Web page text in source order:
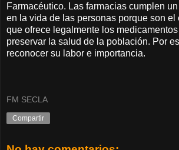
Farmacéutico. Las farmacias cumplen
en la vida de las personas porque son el
que ofrece legalmente los
preservar la salud de la población. Por
reconocer su labor e importancia.
FM SECLA
Compartir